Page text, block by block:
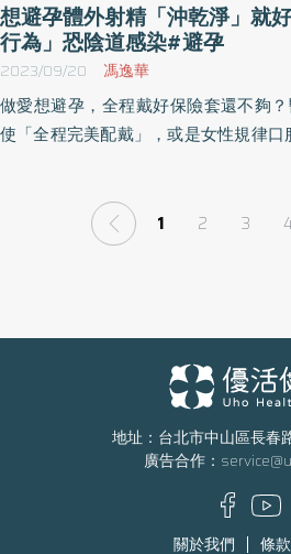
想避孕體外射精「沖乾淨」就
行為」恐陰道感染#避孕
2023/09/20 馮逸華
做愛想避孕，全程戴好保險套還不夠
使「全程完美配戴」，或是女性規律口
於避孕方式存在許多迷思，究竟哪些常
1 2 3
地址：台北市中山區長春
廣告合作：
關於我們 條